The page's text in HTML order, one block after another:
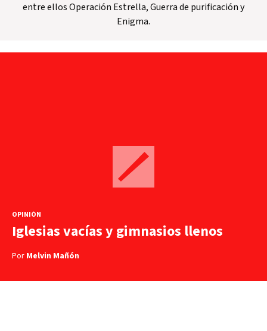
entre ellos Operación Estrella, Guerra de purificación y
Enigma.
OPINIÓN
Iglesias vacías y gimnasios llenos
Por Melvin Mañón